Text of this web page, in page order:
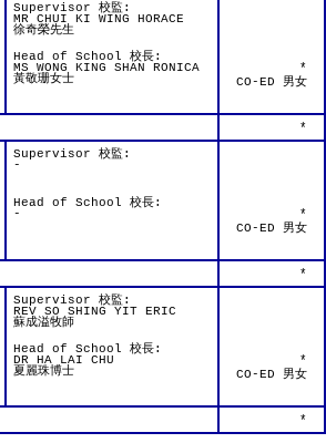
Supervisor 校監:
MR CHUI KI WING HORACE
徐奇榮先生
Head of School 校長:
MS WONG KING SHAN RONICA
黃敬珊女士
*
CO-ED 男女
*
Supervisor 校監:
-
Head of School 校長:
-
*
CO-ED 男女
*
Supervisor 校監:
REV SO SHING YIT ERIC
蘇成溢牧師
Head of School 校長:
DR HA LAI CHU
夏麗珠博士
*
CO-ED 男女
*